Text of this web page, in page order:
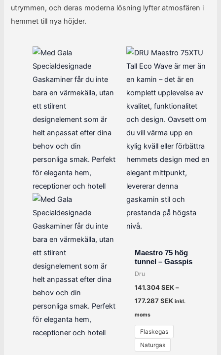
utrymmen, och deras moderna lösning lyfter atmosfären i
hemmet till nya höjder.
Maestro 75 hög
tunnel – Gasspis
Dru
141.304SEK–
177.287SEK inkl.
moms
Flaskegas
Naturgas